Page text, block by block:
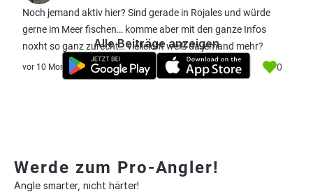
Noch jemand aktiv hier? Sind gerade in Rojales und würde
gerne im Meer fischen… komme aber mit den ganze Infos
noxht so ganz zurecht… vielleicht weiß da jemand mehr?
vor 10 Monate 0
Alle Beiträge anzeigen
Werde zum Pro-Angler!
Angle smarter, nicht härter!